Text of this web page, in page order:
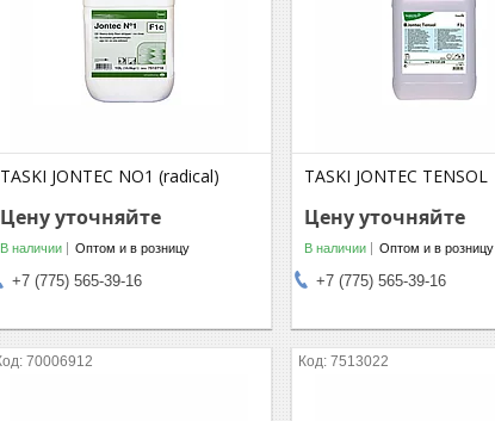
TASKI JONTEC NO1 (radical)
Цену уточняйте
В наличии Оптом и в розницу
+7 (775) 565-39-16
TASKI JONTEC TENSOL
Цену уточняйте
В наличии Оптом и в розницу
+7 (775) 565-39-16
70006912 7513022